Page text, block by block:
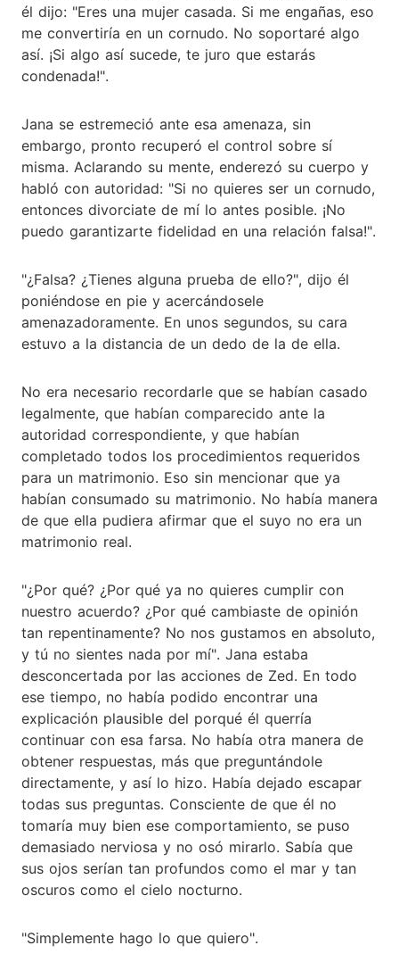
él dijo: "Eres una mujer casada. Si me engañas, eso
me convertiría en un cornudo. No soportaré algo
así. ¡Si algo así sucede, te juro que estarás
condenada!".
Jana se estremeció ante esa amenaza, sin
embargo, pronto recuperó el control sobre sí
misma. Aclarando su mente, enderezó su cuerpo y
habló con autoridad: "Si no quieres ser un cornudo,
entonces divorciate de mí lo antes posible. ¡No
puedo garantizarte fidelidad en una relación falsa!".
"¿Falsa? ¿Tienes alguna prueba de ello?", dijo él
poniéndose en pie y acercándosele
amenazadoramente. En unos segundos, su cara
estuvo a la distancia de un dedo de la de ella.
No era necesario recordarle que se habían casado
legalmente, que habían comparecido ante la
autoridad correspondiente, y que habían
completado todos los procedimientos requeridos
para un matrimonio. Eso sin mencionar que ya
habían consumado su matrimonio. No había manera
de que ella pudiera afirmar que el suyo no era un
matrimonio real.
"¿Por qué? ¿Por qué ya no quieres cumplir con
nuestro acuerdo? ¿Por qué cambiaste de opinión
tan repentinamente? No nos gustamos en absoluto,
y tú no sientes nada por mí". Jana estaba
desconcertada por las acciones de Zed. En todo
ese tiempo, no había podido encontrar una
explicación plausible del porqué él querría
continuar con esa farsa. No había otra manera de
obtener respuestas, más que preguntándole
directamente, y así lo hizo. Había dejado escapar
todas sus preguntas. Consciente de que él no
tomaría muy bien ese comportamiento, se puso
demasiado nerviosa y no osó mirarlo. Sabía que
sus ojos serían tan profundos como el mar y tan
oscuros como el cielo nocturno.
"Simplemente hago lo que quiero".